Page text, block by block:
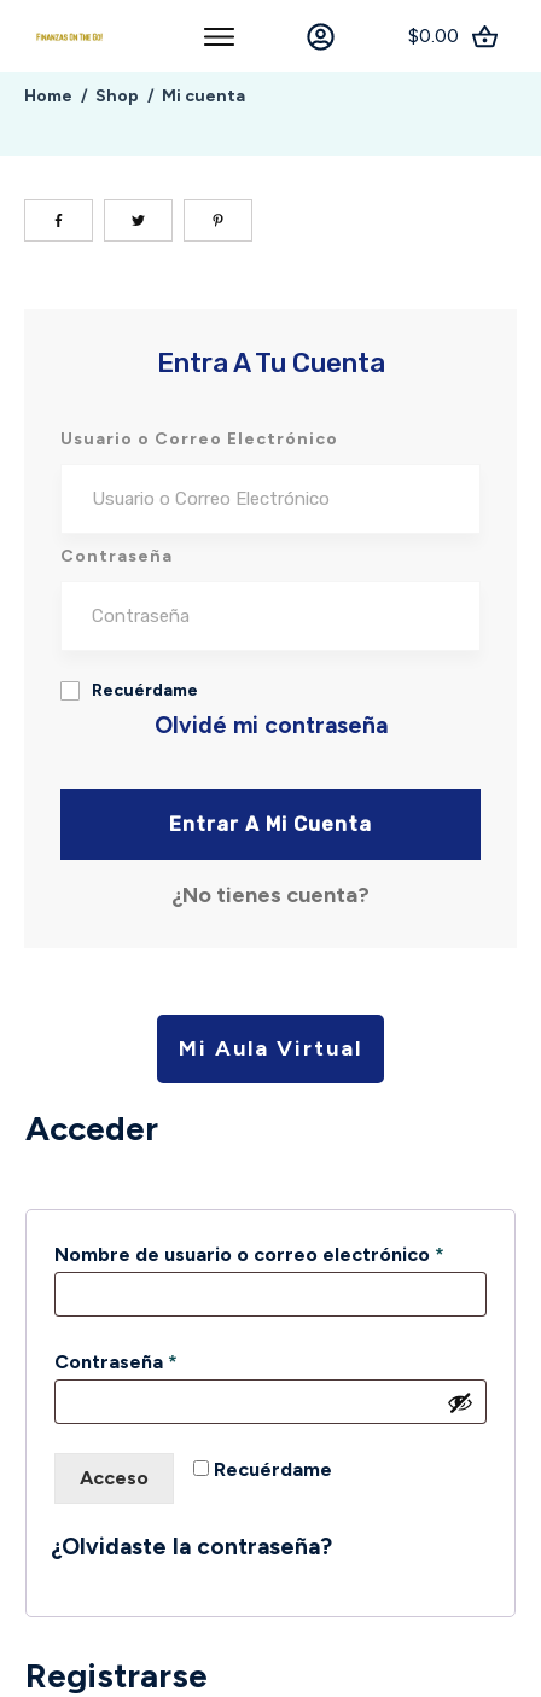
$0.00
Home / Shop / Mi cuenta
Entra A Tu Cuenta
Usuario o Correo Electrónico
Contraseña
Recuérdame
Olvidé mi contraseña
Entrar A Mi Cuenta
¿No tienes cuenta?
Mi Aula Virtual
Acceder
Nombre de usuario o correo electrónico *
Contraseña *
Recuérdame
Acceso
¿Olvidaste la contraseña?
Registrarse